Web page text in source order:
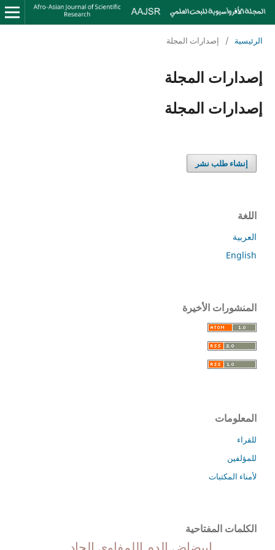
الرئيسية / إصدارات المجلة
إصدارات المجلة
إصدارات المجلة
إنشاء طلب نشر
اللغة
العربية
English
المنشورات الأخيرة
المعلومات
للقراء
للمؤلفين
لأمناء المكتبات
الكلمات المفتاحية